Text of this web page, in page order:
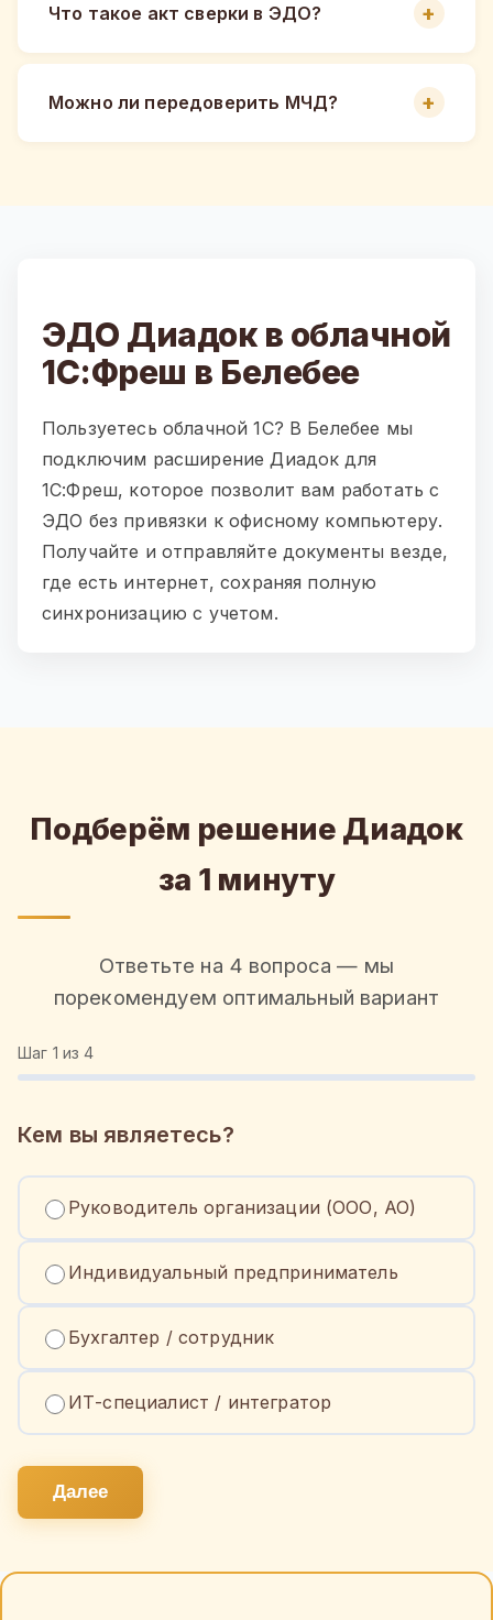
Что такое акт сверки в ЭДО?
Можно ли передоверить МЧД?
ЭДО Диадок в облачной
1С:Фреш в Белебее
Пользуетесь облачной 1С? В Белебее мы
подключим расширение Диадок для
1С:Фреш, которое позволит вам работать с
ЭДО без привязки к офисному компьютеру.
Получайте и отправляйте документы везде,
где есть интернет, сохраняя полную
синхронизацию с учетом.
Подберём решение Диадок
за 1 минуту
Ответьте на 4 вопроса — мы
порекомендуем оптимальный вариант
Шаг 1 из 4
Кем вы являетесь?
Руководитель организации (ООО, АО)
Индивидуальный предприниматель
Бухгалтер / сотрудник
ИТ-специалист / интегратор
Далее